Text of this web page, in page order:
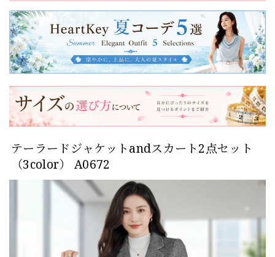
テーラードジャケットandスカート2点セット
（3color） A0672